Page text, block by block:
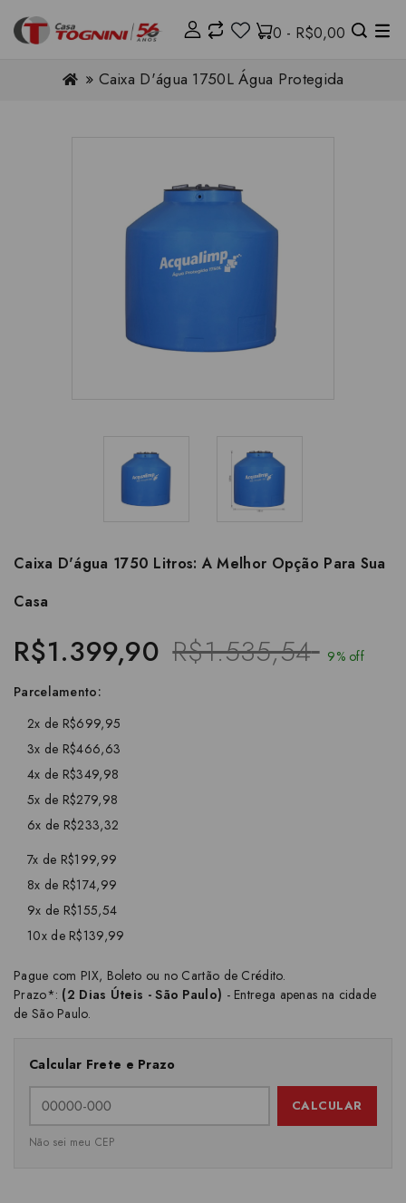
0 - R$0,00
Caixa D'água 1750L Água Protegida
Caixa D'água 1750 Litros: A Melhor Opção Para Sua
Casa
R$1.399,90 R$1.535,54 9% off
Parcelamento:
2x de R$699,95
3x de R$466,63
4x de R$349,98
5x de R$279,98
6x de R$233,32
7x de R$199,99
8x de R$174,99
9x de R$155,54
10x de R$139,99
Pague com PIX, Boleto ou no Cartão de Crédito.
Prazo*: (2 Dias Úteis - São Paulo) - Entrega apenas na cidade
de São Paulo.
Calcular Frete e Prazo
CALCULAR
Não sei meu CEP